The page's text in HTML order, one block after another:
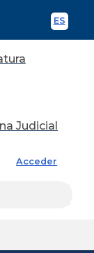
ES
Acceder